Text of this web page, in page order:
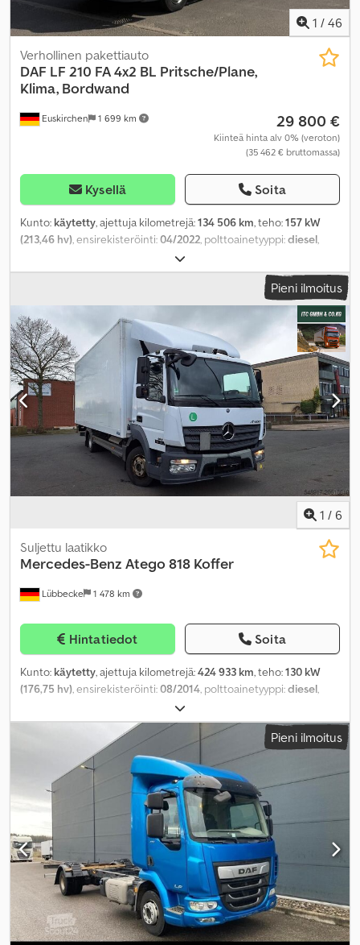
1 / 46
Euskirchen 1 699 km
Verhollinen pakettiauto
DAF LF 210 FA 4x2 BL Pritsche/Plane,
Klima, Bordwand
29 800 €
Kiinteä hinta alv 0% (veroton)
(35 462 € bruttomassa)
Kysellä Soita
Kunto: käytetty, ajettuja kilometrejä:134 506 km, teho:157 kW
(213,46 hv), ensirekisteröinti:04/2022, polttoainetyyppi:diesel,
, seuraava tarkastus (TÜV):
valkoinen, vaihteistotyyppi:mekaaninen, päästöluokka:Euro 6,
, lastitilan leveys:
2 500 mm, kuormatilan korkeus:2 500 mm, Varusteet:ABS,
elektroninen ajonvakautusjärjestelmä (ESP), ilmastointi,
keskuslukitus, noesuodatin,
Pieni ilmoitus
1 / 6
Lübbecke 1 478 km
Suljettu laatikko
Mercedes-Benz Atego 818 Koffer
Hintatiedot Soita
Kunto: käytetty, ajettuja kilometrejä:424 933 km, teho:130 kW
(176,75 hv), ensirekisteröinti:08/2014, polttoainetyyppi:diesel,
valkoinen, vaihteistotyyppi:
päästöluokka:Euro 6, istuimien määrä:2, Valmistusvuosi:2014,
ABS, EBS (Elektroninen jarrujärjestelmä),
ajoneuvotietokone, ilmastointi, keskuslukitus, luistonesto,
perävaunukytkin, takalaitanostin, vakionopeudensäädin
Ilmastointi Dcedoxzgqcjpfx Apcok - Keskusvoitelu - Visiiri
Pieni ilmoitus